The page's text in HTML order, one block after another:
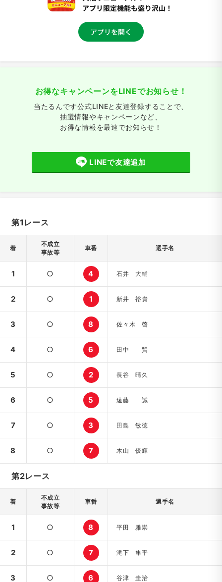
お得なキャンペーンをLINEでお知らせ！
当たるんです公式LINEと友達登録することで、
抽選情報やキャンペーンなど、
お得な情報を最速でお知らせ！
LINEで友達追加
第1レース
着
不成立
事故等
車番 選手名
1 ○ 4 石井 大輔
2 ○ 1 新井 裕貴
3 ○ 8 佐々木 啓
4 ○ 6 田中 賢
5 ○ 2 長谷 晴久
6 ○ 5 遠藤 誠
7 ○ 3 田島 敏徳
8 ○ 7 木山 優輝
第2レース
着
不成立
事故等
車番 選手名
1 ○ 8 平田 雅崇
2 ○ 7 滝下 隼平
3 ○ 6 谷津 圭治